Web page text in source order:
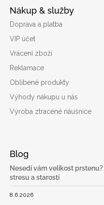
Nákup & služby
Doprava a platba
VIP účet
Vrácení zboží
Reklamace
Oblíbené produkty
Výhody nákupu u nás
Výroba ztracené náušnice
Blog
Nesedí vám velikost
stresu a starostí
8.6.2026